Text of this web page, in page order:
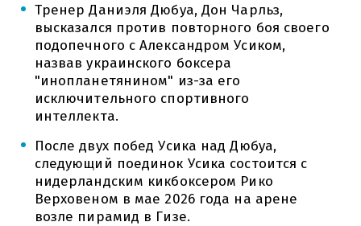
Тренер Даниэля Дюбуа, Дон Чарльз,
высказался против повторного боя своего
подопечного с Александром Усиком,
назвав украинского боксера
"инопланетянином" из-за его
исключительного спортивного
интеллекта.
После двух побед Усика над Дюбуа,
следующий поединок Усика состоится с
нидерландским кикбоксером Рико
Верховеном в мае 2026 года на арене
возле пирамид в Гизе.